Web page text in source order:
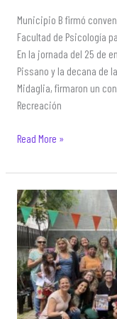
Municipio B firmó
Facultad de Psicología
En la jornada del 25 de
Pissano y la decana de
Midaglia, firmaron un
Recreación
Cupos
cuidados:
la
novedad
2023
Read More »